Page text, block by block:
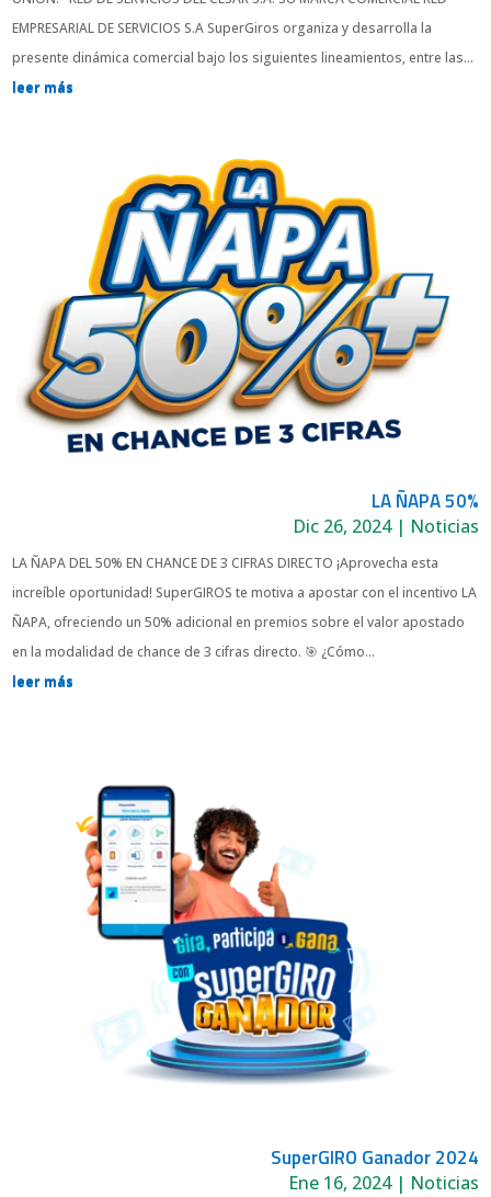
EMPRESARIAL DE SERVICIOS S.A SuperGiros organiza y desarrolla la
presente dinámica comercial bajo los siguientes lineamientos, entre las...
leer más
LA ÑAPA 50%
Dic 26, 2024| Noticias
LA ÑAPA DEL 50% EN CHANCE DE 3 CIFRAS DIRECTO ¡Aprovecha esta
increíble oportunidad! SuperGIROS te motiva a apostar con el incentivo LA
ÑAPA, ofreciendo un 50% adicional en premios sobre el valor apostado
en la modalidad de chance de 3 cifras directo. 🎯 ¿Cómo...
leer más
SuperGIRO Ganador 2024
Ene 16, 2024| Noticias